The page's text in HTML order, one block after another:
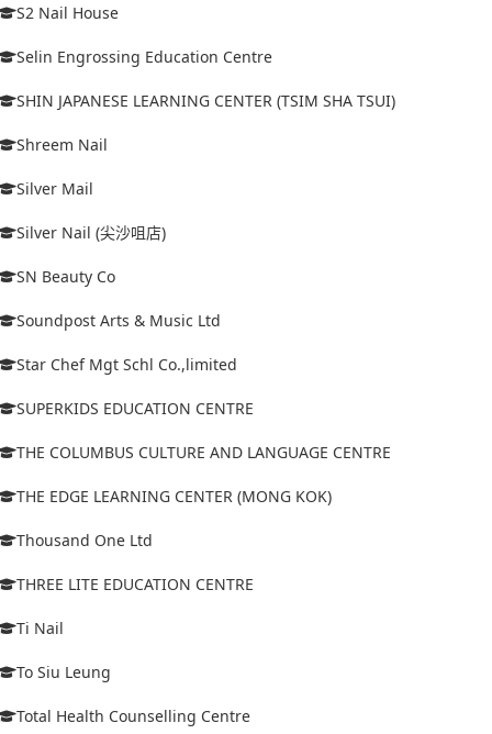
S2 Nail House
Selin Engrossing Education Centre
SHIN JAPANESE LEARNING CENTER (TSIM SHA TSUI)
Shreem Nail
Silver Mail
Silver Nail (尖沙咀店)
SN Beauty Co
Soundpost Arts & Music Ltd
Star Chef Mgt Schl Co.,limited
SUPERKIDS EDUCATION CENTRE
THE COLUMBUS CULTURE AND LANGUAGE CENTRE
THE EDGE LEARNING CENTER (MONG KOK)
Thousand One Ltd
THREE LITE EDUCATION CENTRE
Ti Nail
To Siu Leung
Total Health Counselling Centre